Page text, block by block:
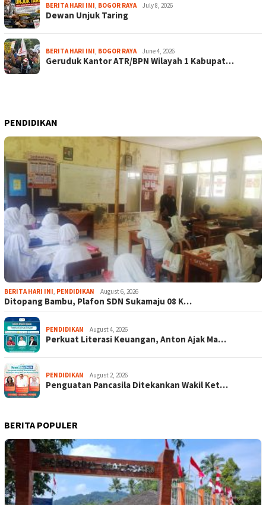
BERITA HARI INI, BOGOR RAYA July 8, 2026
Dewan Unjuk Taring
BERITA HARI INI, BOGOR RAYA June 4, 2026
Geruduk Kantor ATR/BPN Wilayah 1 Kabupat…
PENDIDIKAN
BERITA HARI INI, PENDIDIKAN August 6, 2026
Ditopang Bambu, Plafon SDN Sukamaju 08 K…
PENDIDIKAN August 4, 2026
Perkuat Literasi Keuangan, Anton Ajak Ma…
PENDIDIKAN August 2, 2026
Penguatan Pancasila Ditekankan Wakil Ket…
BERITA POPULER